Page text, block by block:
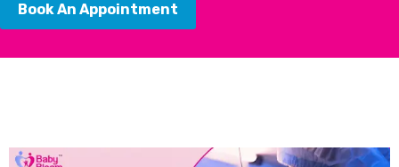
Book An Appointment